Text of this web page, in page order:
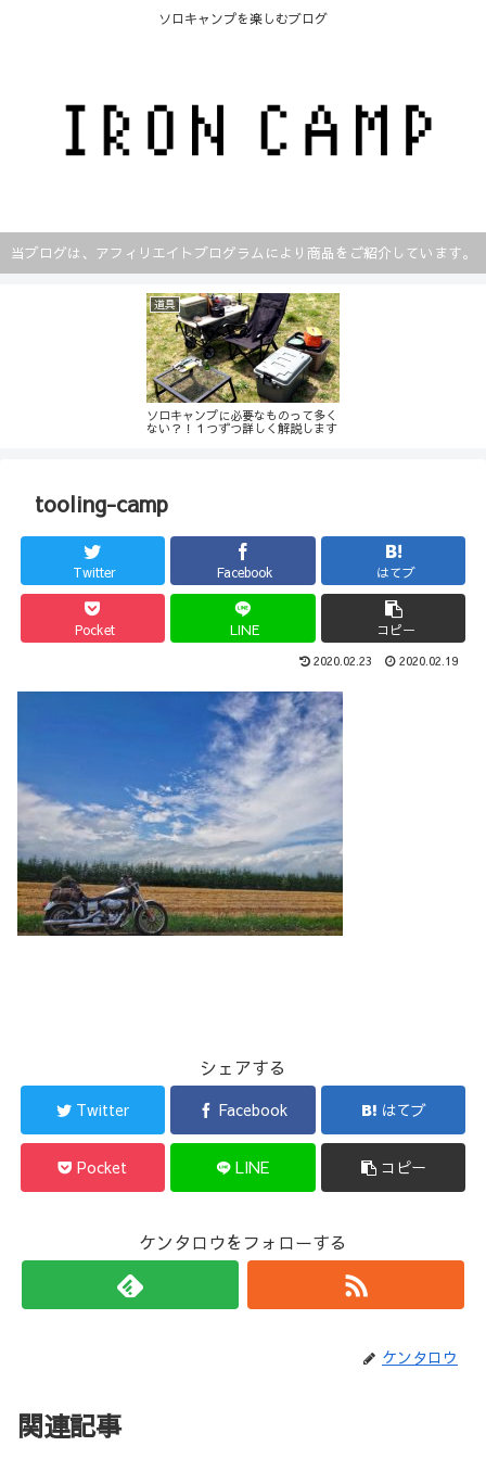
ソロキャンプを楽しむブログ
当ブログは、アフィリエイトプログラムにより商品をご紹介しています。
道具
ソロキャンプに必要なものって多く
ない？！１つずつ詳しく解説します
tooling-camp
Twitter Facebook はてブ
Pocket LINE コピー
2020.02.23 2020.02.19
シェアする
Twitter Facebook はてブ
Pocket LINE コピー
ケンタロウをフォローする
ケンタロウ
関連記事